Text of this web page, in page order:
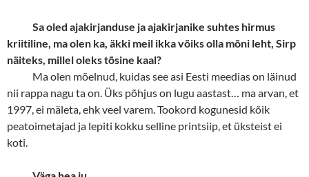
Sa oled ajakirjanduse ja ajakirjanike suhtes hirmus
kriitiline, ma olen ka, äkki meil ikka võiks olla mõni leht, Sirp
näiteks, millel oleks tõsine kaal?
Ma olen mõelnud, kuidas see asi Eesti meedias on läinud
nii rappa nagu ta on. Üks põhjus on lugu aastast… ma arvan, et
1997, ei mäleta, ehk veel varem. Tookord kogunesid kõik
peatoimetajad ja lepiti kokku selline printsiip, et üksteist ei
koti.